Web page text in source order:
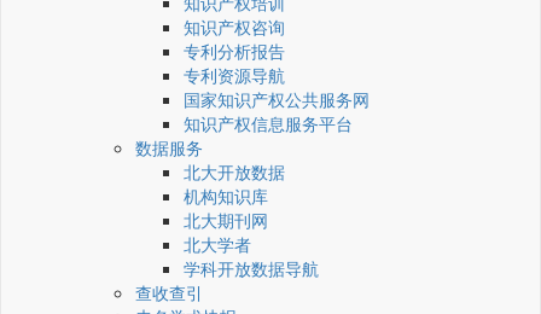
知识产权咨询
专利分析报告
专利资源导航
国家知识产权公共服务网
知识产权信息服务平台
数据服务
北大开放数据
机构知识库
北大期刊网
北大学者
学科开放数据导航
查收查引